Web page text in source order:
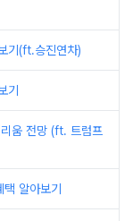
기(ft.승진연차)
기
움 전망 (ft. 트럼프
알아보기